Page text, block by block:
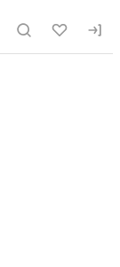
сои и